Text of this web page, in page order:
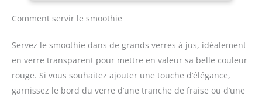
soupes, compotes en une
seule fois grâce à son
GARANTIE ÉTENDUE DE 2
ANS : Profitez d'une
garantie 2 ans avec SAV
en France pour une
utilisation durable en
homogène. TAILLE
FAMILIALE : Blender à
famille - Le grand pichet
de 1,9 litre prépare
jusqu'à 5 portions à la
fois (verres de 200 ml) -
Gourde nomade incluse
Comment servir le smoothie
Servez le smoothie dans de grands verres à jus, idéalement
en verre transparent pour mettre en valeur sa belle couleur
rouge. Si vous souhaitez ajouter une touche d’élégance,
garnissez le bord du verre d’une tranche de fraise ou d’une